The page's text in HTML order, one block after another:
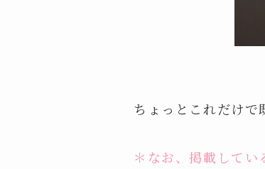
ちょっとこれだけ
＊なお、掲載して